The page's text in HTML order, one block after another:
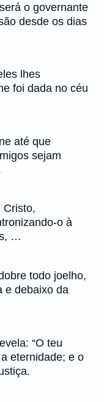
o governante
desde os dias
lhes
foi dada no céu
até que
sejam
Cristo,
o à
…
todo joelho,
e debaixo da
“O teu
eternidade; e o